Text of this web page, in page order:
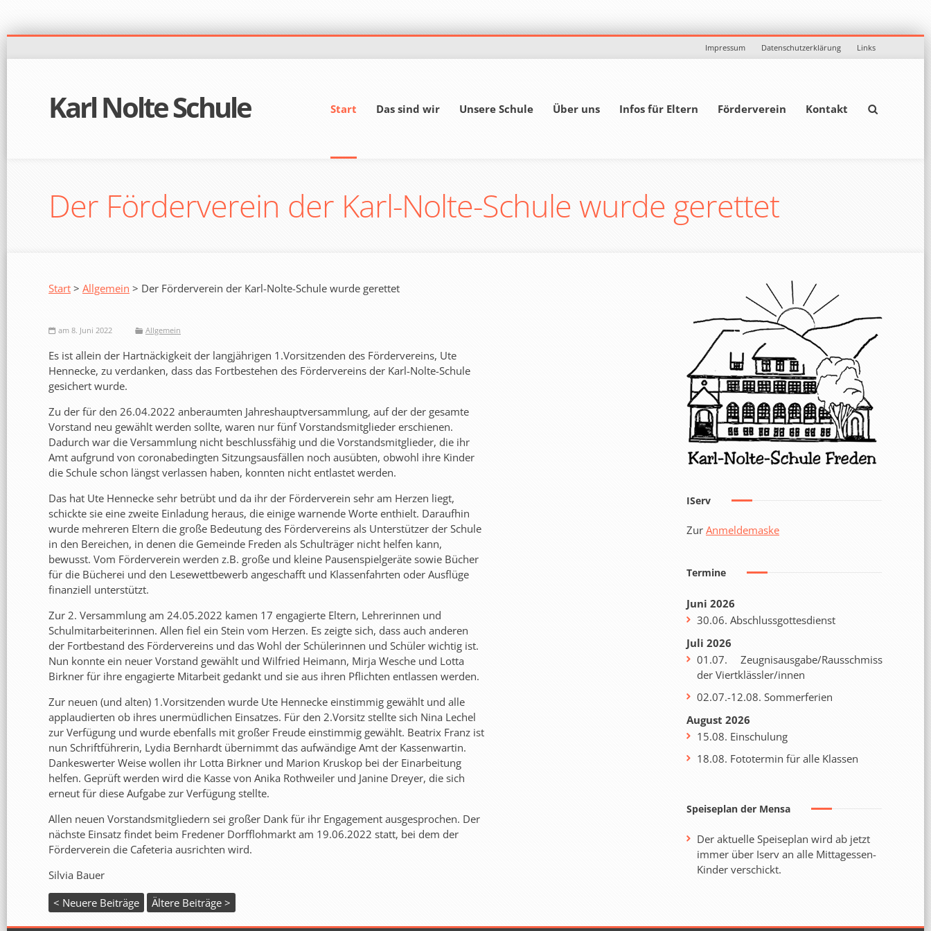
Impressum Datenschutzerklärung Links
Karl Nolte Schule Start Das sind wir Unsere Schule Über uns Infos für Eltern Förderverein Kontakt
Der Förderverein der Karl-Nolte-Schule wurde gerettet
Start > Allgemein > Der Förderverein der Karl-Nolte-Schule wurde gerettet
am 8. Juni 2022 Allgemein
Es ist allein der Hartnäckigkeit der langjährigen 1.Vorsitzenden des Fördervereins, Ute
Hennecke, zu verdanken, dass das Fortbestehen des Fördervereins der Karl-Nolte-Schule
gesichert wurde.
Zu der für den 26.04.2022 anberaumten Jahreshauptversammlung, auf der der gesamte
Vorstand neu gewählt werden sollte, waren nur fünf Vorstandsmitglieder erschienen.
Dadurch war die Versammlung nicht beschlussfähig und die Vorstandsmitglieder, die ihr
Amt aufgrund von coronabedingten Sitzungsausfällen noch ausübten, obwohl ihre Kinder
die Schule schon längst verlassen haben, konnten nicht entlastet werden.
Das hat Ute Hennecke sehr betrübt und da ihr der Förderverein sehr am Herzen liegt,
schickte sie eine zweite Einladung heraus, die einige warnende Worte enthielt. Daraufhin
wurde mehreren Eltern die große Bedeutung des Fördervereins als Unterstützer der Schule
in den Bereichen, in denen die Gemeinde Freden als Schulträger nicht helfen kann,
bewusst. Vom Förderverein werden z.B. große und kleine Pausenspielgeräte sowie Bücher
für die Bücherei und den Lesewettbewerb angeschafft und Klassenfahrten oder Ausflüge
finanziell unterstützt.
Zur 2. Versammlung am 24.05.2022 kamen 17 engagierte Eltern, Lehrerinnen und
Schulmitarbeiterinnen. Allen fiel ein Stein vom Herzen. Es zeigte sich, dass auch anderen
der Fortbestand des Fördervereins und das Wohl der Schülerinnen und Schüler wichtig ist.
Nun konnte ein neuer Vorstand gewählt und Wilfried Heimann, Mirja Wesche und Lotta
Birkner für ihre engagierte Mitarbeit gedankt und sie aus ihren Pflichten entlassen werden.
Zur neuen (und alten) 1.Vorsitzenden wurde Ute Hennecke einstimmig gewählt und alle
applaudierten ob ihres unermüdlichen Einsatzes. Für den 2.Vorsitz stellte sich Nina Lechel
zur Verfügung und wurde ebenfalls mit großer Freude einstimmig gewählt. Beatrix Franz ist
nun Schriftführerin, Lydia Bernhardt übernimmt das aufwändige Amt der Kassenwartin.
Dankeswerter Weise wollen ihr Lotta Birkner und Marion Kruskop bei der Einarbeitung
helfen. Geprüft werden wird die Kasse von Anika Rothweiler und Janine Dreyer, die sich
erneut für diese Aufgabe zur Verfügung stellte.
Allen neuen Vorstandsmitgliedern sei großer Dank für ihr Engagement ausgesprochen. Der
nächste Einsatz findet beim Fredener Dorfflohmarkt am 19.06.2022 statt, bei dem der
Förderverein die Cafeteria ausrichten wird.
Silvia Bauer
< Neuere Beiträge
Ältere Beiträge >
IServ
ZurAnmeldemaske
Termine
Juni 2026
30.06. Abschlussgottesdienst
Juli 2026
01.07. Zeugnisausgabe/Rausschmiss
der Viertklässler/innen
02.07.-12.08. Sommerferien
August 2026
15.08. Einschulung
18.08. Fototermin für alle Klassen
Speiseplan der Mensa
Der aktuelle Speiseplan wird ab jetzt
immer über Iserv an alle Mittagessen-
Kinder verschickt.